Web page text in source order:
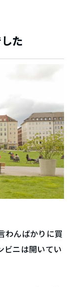
た
わんばかりに買
ビニは開いてい